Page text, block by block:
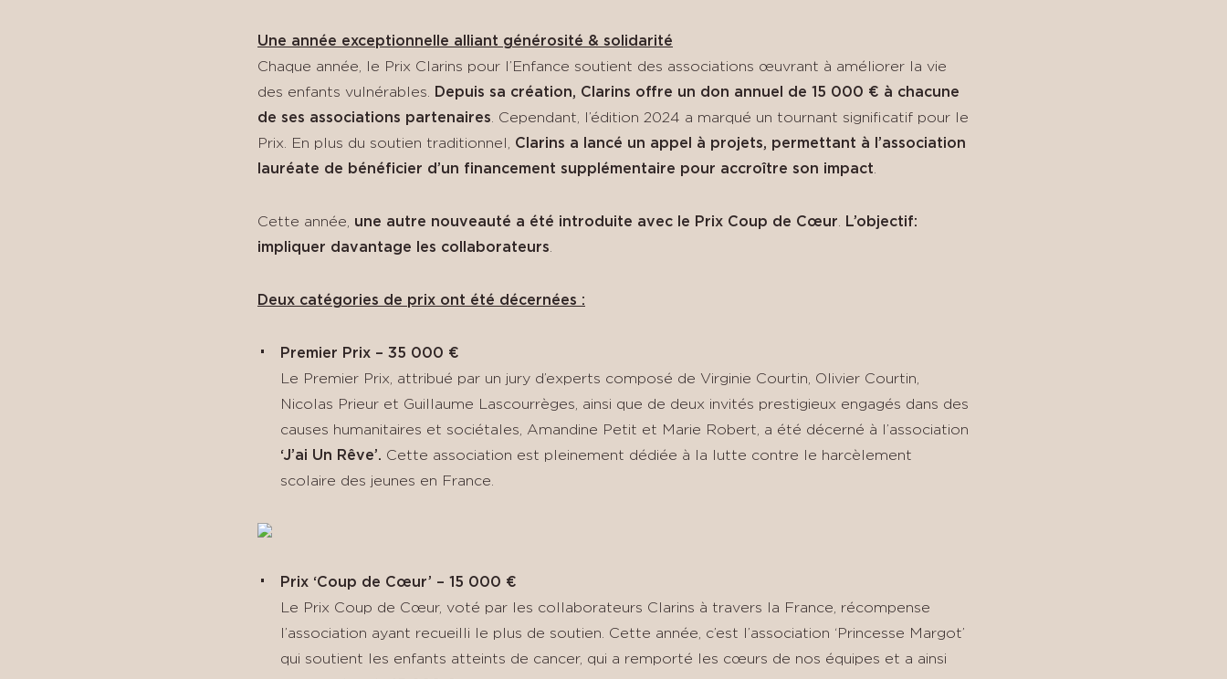
Une année exceptionnelle alliant générosité & solidarité
Chaque année, le Prix Clarins pour l’Enfance soutient des associations œuvrant à améliorer la vie
des enfants vulnérables.
Depuis sa création, Clarins offre un don annuel de 15 000 € à chacune
de ses associations partenaires . Cependant, l’édition 2024 a marqué un tournant significatif pour le
Prix. En plus du soutien traditionnel, Clarins a lancé un appel à projets, permettant à l’association
lauréate de bénéficier d’un financement supplémentaire pour accroître son impact
Cette année, une autre nouveauté a été introduite avec le Prix Coup de Cœur
L’objectif:
impliquer davantage les collaborateurs
Deux catégories de prix ont été décernées :
Premier Prix – 35 000 €
Le Premier Prix, attribué par un jury d’experts composé de Virginie Courtin, Olivier Courtin,
Nicolas Prieur et Guillaume Lascourrèges, ainsi que de deux invités prestigieux engagés dans des
causes humanitaires et sociétales, Amandine Petit et Marie Robert, a été décerné à l’association
‘J’ai Un Rêve’. Cette association est pleinement dédiée à la lutte contre le harcèlement
scolaire des jeunes en France.
Prix ‘Coup de Cœur’ – 15 000 €
Le Prix Coup de Cœur, voté par les collaborateurs Clarins à travers la France, récompense
l’association ayant recueilli le plus de soutien. Cette année, c’est l’association ‘Princesse Margot’
qui soutient les enfants atteints de cancer, qui a remporté les cœurs de nos équipes et a ainsi